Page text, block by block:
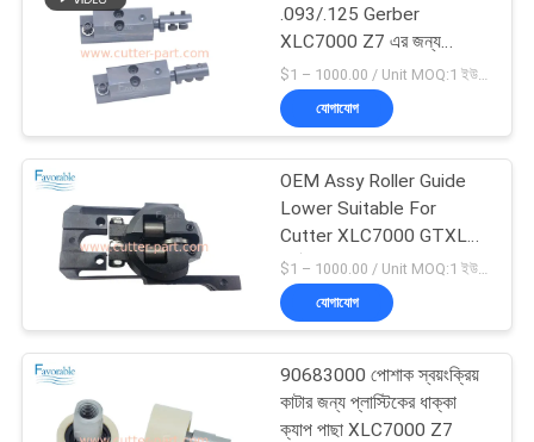
.093/.125 Gerber
XLC7000 Z7 এর জন্য
উপযুক্ত
যোগাযোগ
OEM Assy Roller Guide
Lower Suitable For
Cutter XLC7000 GTXL
পার্ট 94065000
যোগাযোগ
90683000 পোশাক স্বয়ংক্রিয়
কাটার জন্য প্লাস্টিকের ধাক্কা
ক্যাপ পাছা XLC7000 Z7